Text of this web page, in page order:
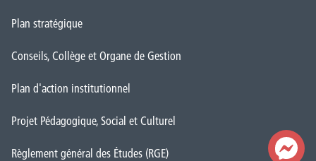
Plan stratégique
Conseils, Collège et Organe de Gestion
Plan d'action institutionnel
Projet Pédagogique, Social et Culturel
Règlement général des Études (RGE)